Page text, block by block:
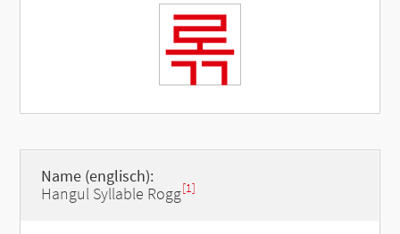
롞
Name (englisch):
Hangul Syllable Rogg[1]